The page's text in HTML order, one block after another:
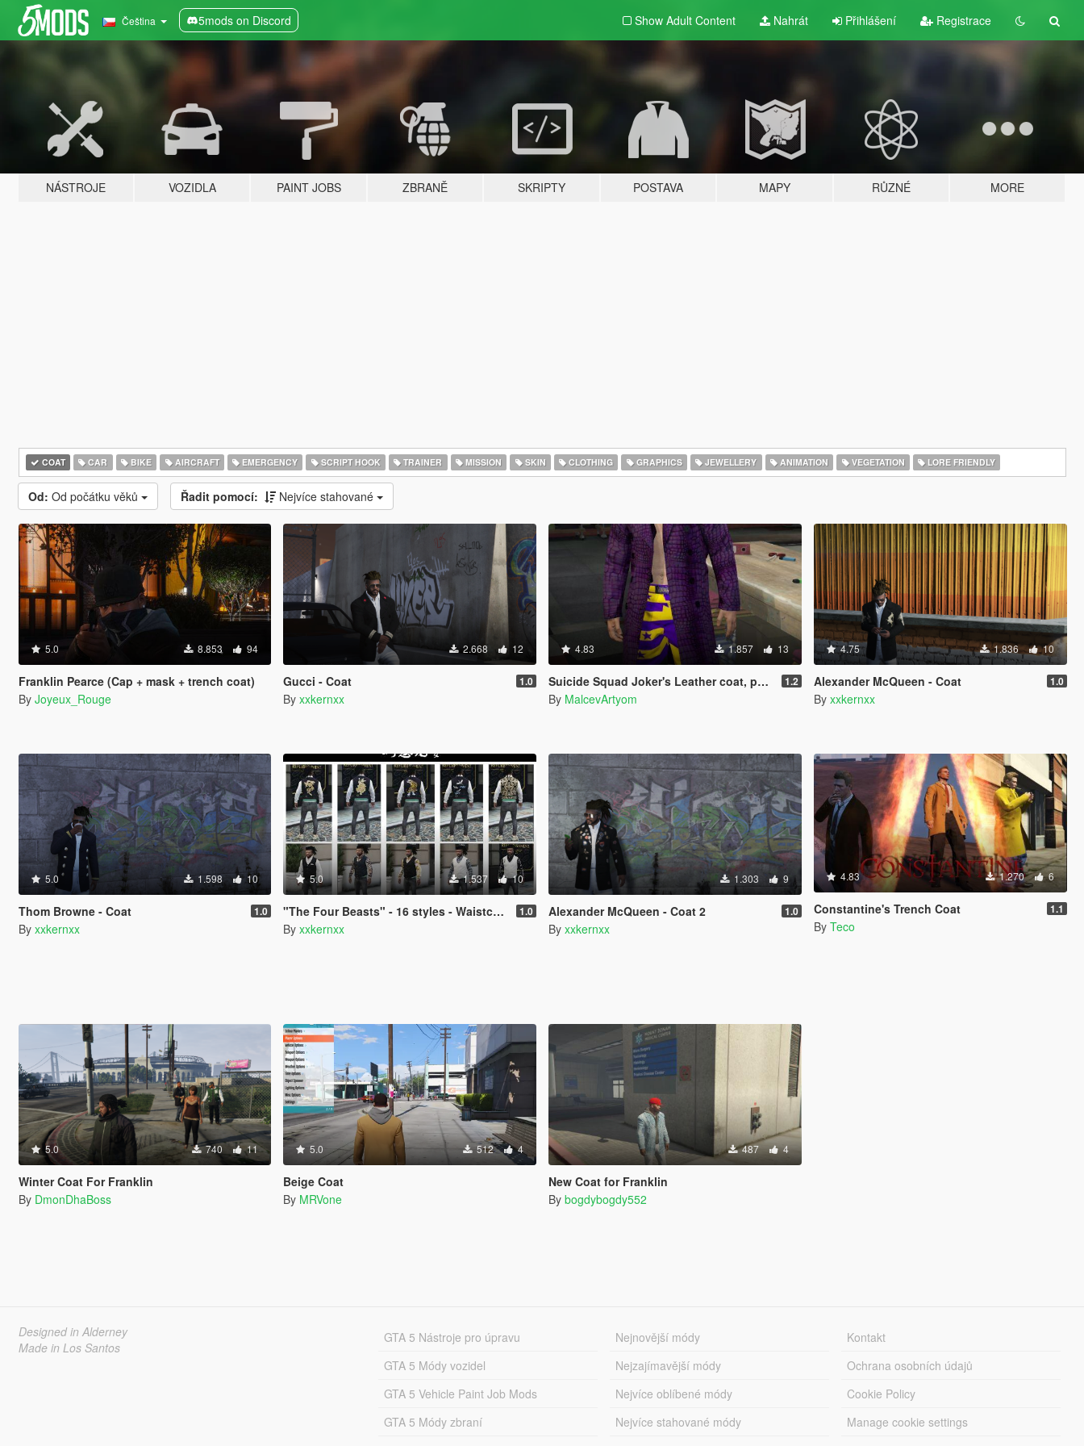
Čeština 5mods on Discord Show Adult Content Nahrát Přihlášení Registrace
NÁSTROJE VOZIDLA PAINT JOBS ZBRANĚ SKRIPTY POSTAVA MAPY RŮZNÉ MORE
COAT CAR BIKE AIRCRAFT EMERGENCY SCRIPT HOOK TRAINER MISSION SKIN CLOTHING GRAPHICS JEWELLERY ANIMATION VEGETATION LORE FRIENDLY
Od: Od počátku věků Řadit pomocí: Nejvíce stahované
5.0 8.853 94
Franklin Pearce (Cap + mask + trench coat)
By Joyeux_Rouge
2.668 12
Gucci - Coat 1.0
By xxkernxx
4.83 1.857 13
Suicide Squad Joker's Leather coat, pants and boots For MP Character 1.2
By MalcevArtyom
4.75 1.836 10
Alexander McQueen - Coat 1.0
By xxkernxx
5.0 1.598 10
Thom Browne - Coat 1.0
By xxkernxx
5.0 1.537 10
"The Four Beasts" - 16 styles - Waistcoat 1.0
By xxkernxx
1.303 9
Alexander McQueen - Coat 2 1.0
By xxkernxx
4.83 1.270 6
Constantine's Trench Coat 1.1
By Teco
5.0 740 11
Winter Coat For Franklin
By DmonDhaBoss
5.0 512 4
Beige Coat
By MRVone
487 4
New Coat for Franklin
By bogdybogdy552
Designed in Alderney
Made in Los Santos
GTA 5 Nástroje pro úpravu
GTA 5 Módy vozidel
GTA 5 Vehicle Paint Job Mods
GTA 5 Módy zbraní
Nejnovější módy
Nejzajímavější módy
Nejvíce oblíbené módy
Nejvíce stahované módy
Kontakt
Ochrana osobních údajů
Cookie Policy
Manage cookie settings